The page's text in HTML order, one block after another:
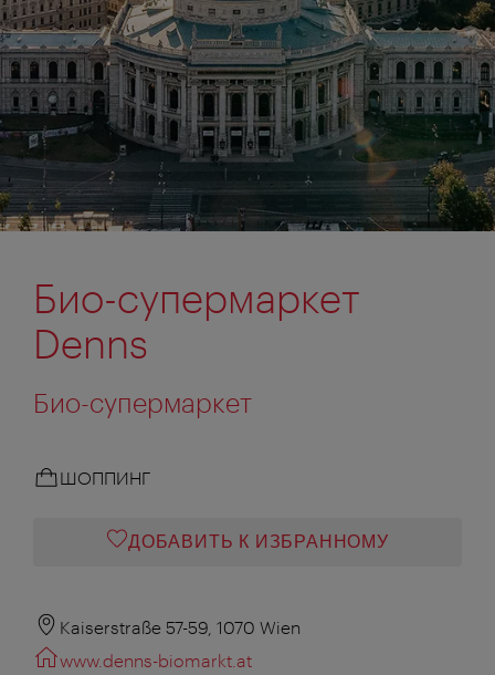
Био-супермаркет
Denns
Био-супермаркет
ШОППИНГ
ДОБАВИТЬ К ИЗБРАННОМУ
Kaiserstraße 57-59, 1070 Wien
www.denns-biomarkt.at